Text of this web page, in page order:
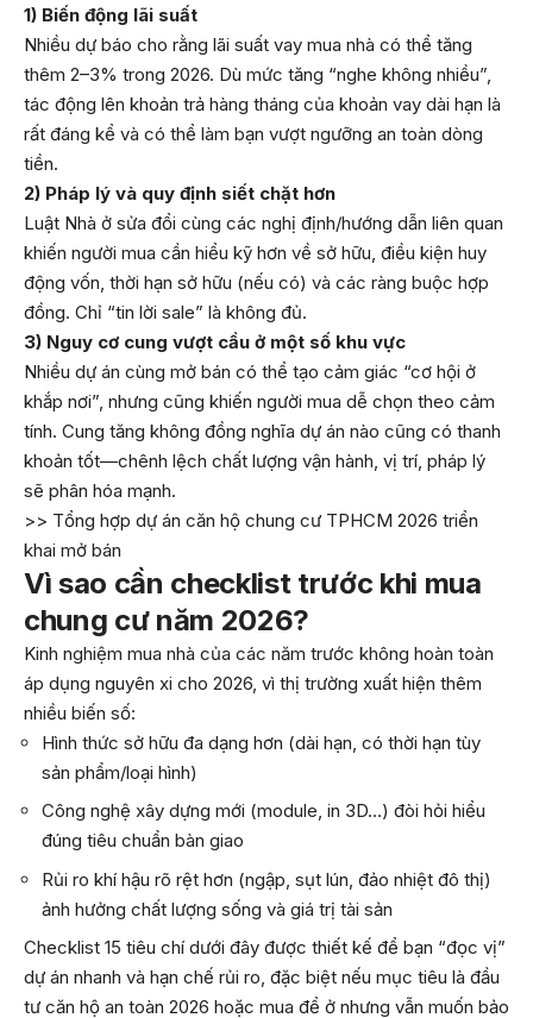
1) Biến động lãi suất
Nhiều dự báo cho rằng lãi suất vay mua nhà có thể tăng
thêm 2–3% trong 2026. Dù mức tăng “nghe không nhiều”,
tác động lên khoản trả hàng tháng của khoản vay dài hạn là
rất đáng kể và có thể làm bạn vượt ngưỡng an toàn dòng
tiền.
2) Pháp lý và quy định siết chặt hơn
Luật Nhà ở sửa đổi cùng các nghị định/hướng dẫn liên quan
khiến người mua cần hiểu kỹ hơn về sở hữu, điều kiện huy
động vốn, thời hạn sở hữu (nếu có) và các ràng buộc hợp
đồng. Chỉ “tin lời sale” là không đủ.
3) Nguy cơ cung vượt cầu ở một số khu vực
Nhiều dự án cùng mở bán có thể tạo cảm giác “cơ hội ở
khắp nơi”, nhưng cũng khiến người mua dễ chọn theo cảm
tính. Cung tăng không đồng nghĩa dự án nào cũng có thanh
khoản tốt—chênh lệch chất lượng vận hành, vị trí, pháp lý
sẽ phân hóa mạnh.
>> Tổng hợp dự án căn hộ chung cư TPHCM 2026 triển
khai mở bán
Vì sao cần checklist trước khi mua
chung cư năm 2026?
Kinh nghiệm mua nhà của các năm trước không hoàn toàn
áp dụng nguyên xi cho 2026, vì thị trường xuất hiện thêm
nhiều biến số:
Hình thức sở hữu đa dạng hơn (dài hạn, có thời hạn tùy
sản phẩm/loại hình)
Công nghệ xây dựng mới (module, in 3D…) đòi hỏi hiểu
đúng tiêu chuẩn bàn giao
Rủi ro khí hậu rõ rệt hơn (ngập, sụt lún, đảo nhiệt đô thị)
ảnh hưởng chất lượng sống và giá trị tài sản
Checklist 15 tiêu chí dưới đây được thiết kế để bạn “đọc vị”
dự án nhanh và hạn chế rủi ro, đặc biệt nếu mục tiêu là đầu
tư căn hộ an toàn 2026 hoặc mua để ở nhưng vẫn muốn bảo